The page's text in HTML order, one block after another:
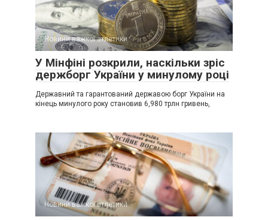
Новини важкої атлетики
У Мінфіні розкрили, наскільки зріс
держборг України у минулому році
Державний та гарантований державою борг України на
кінець минулого року становив 6,980 трлн гривень,
Новини важкої атлетики